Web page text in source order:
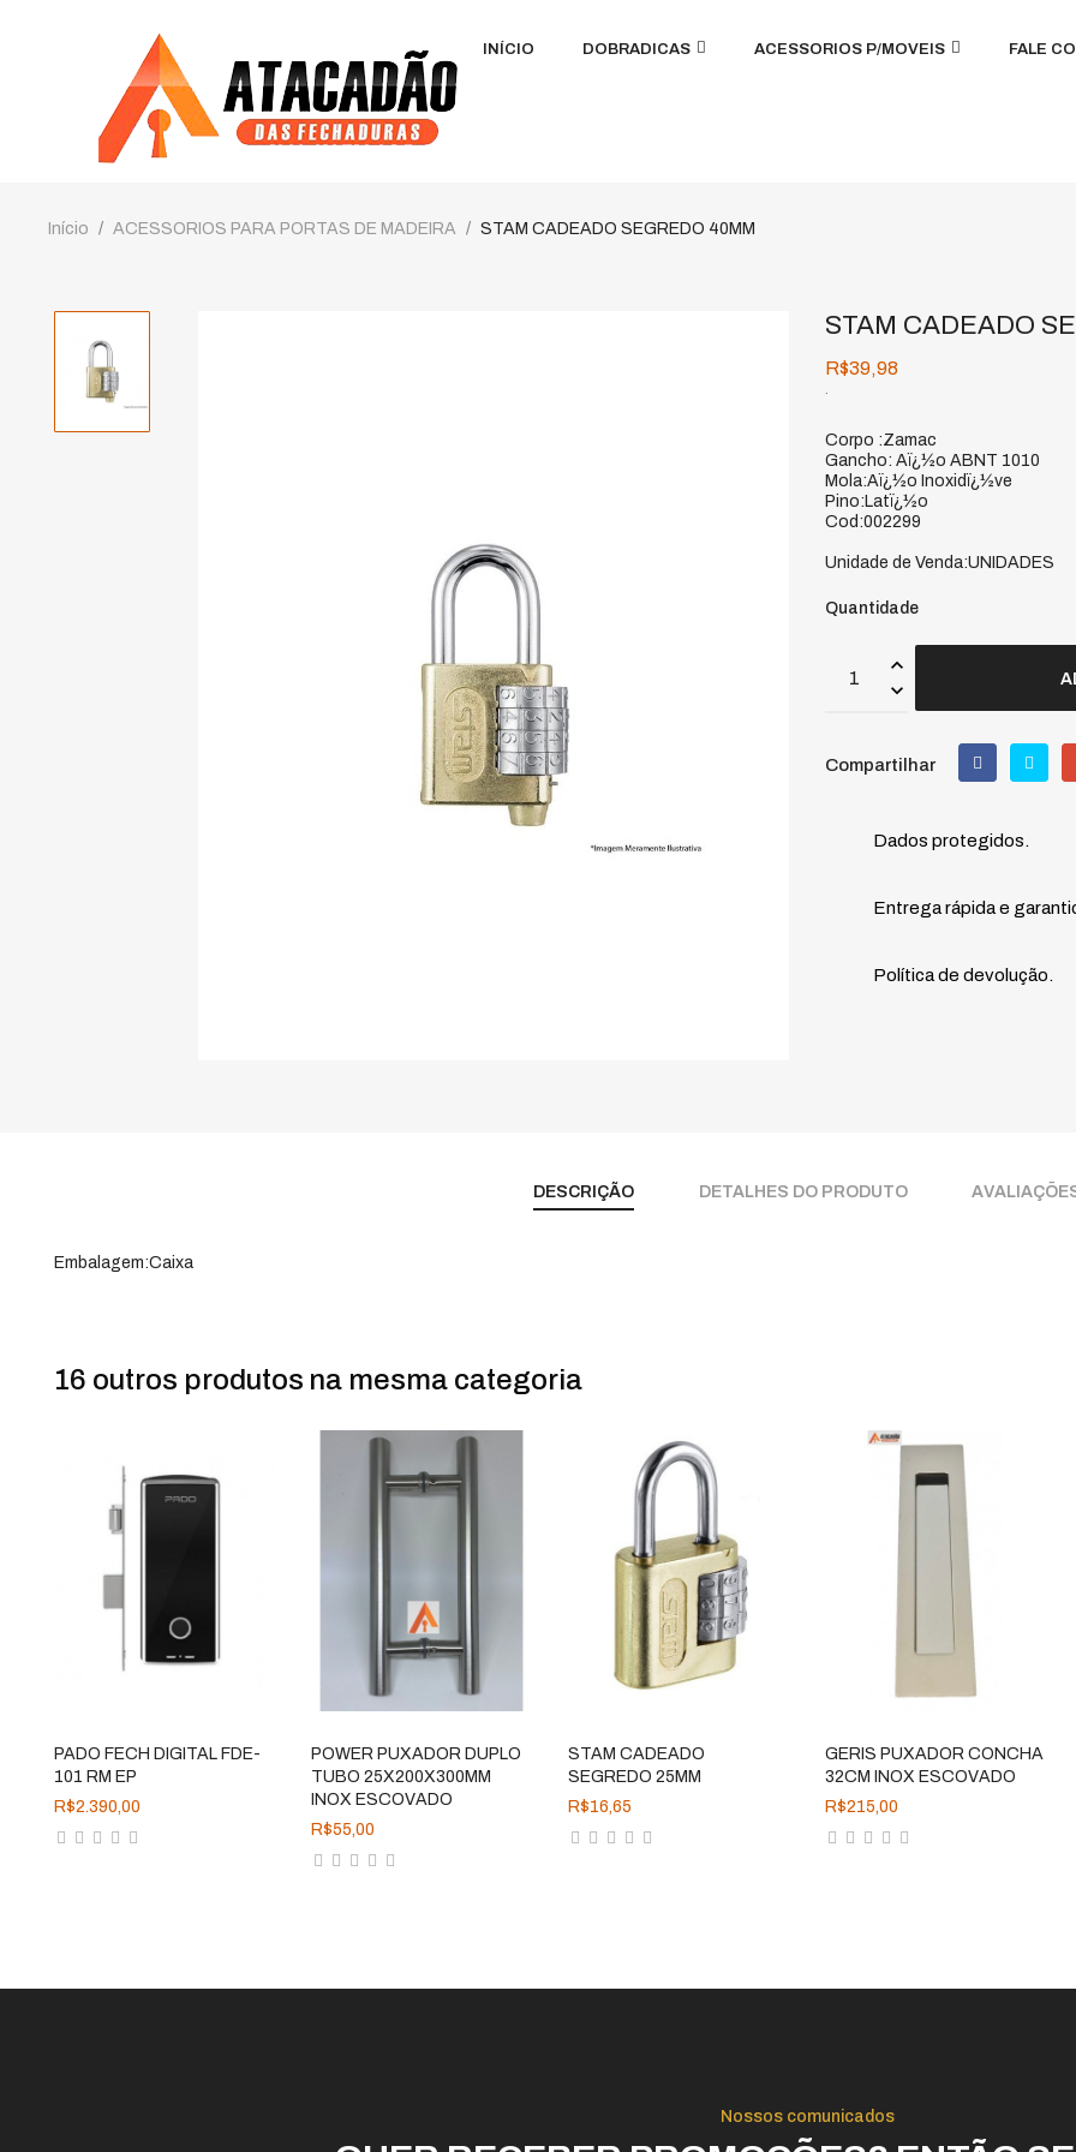
INÍCIO DOBRADICAS ACESSORIOS P/MOVEIS FALE
Início ACESSORIOS PARA PORTAS DE MADEIRA STAM CADEADO SEGREDO 40MM
STAM CADEADO
R$39,98
.
Corpo :Zamac
Gancho: Aï¿½o ABNT 1010
Mola:Aï¿½o Inoxidï¿½ve
Pino:Latï¿½o
Cod:002299
Unidade de Venda:UNIDADES
Quantidade
Compartilhar
Dados protegidos.
Entrega rápida e
Política de devolução.
DESCRIÇÃO DETALHES DO PRODUTO
Embalagem:Caixa
16 outros produtos na mesma categoria
PADO FECH DIGITAL FDE-
101 RM EP
R$2.390,00
ADICIONAR
POWER PUXADOR DUPLO
TUBO 25X200X300MM
INOX ESCOVADO
R$55,00
STAM CADEADO
SEGREDO 25MM
R$16,65
ADICIONAR
GERIS PUXADOR CONCHA
32CM INOX ESCOVADO
R$215,00
Nossos comunicados